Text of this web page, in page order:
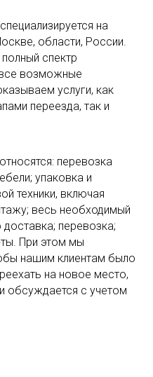
на
области, России.
спектр
возможные
услуги, как
переезда, так и
перевозка
упаковка и
техники, включая
весь необходимый
перевозка;
При этом мы
нашим клиентам было
на новое место,
обсуждается с учетом